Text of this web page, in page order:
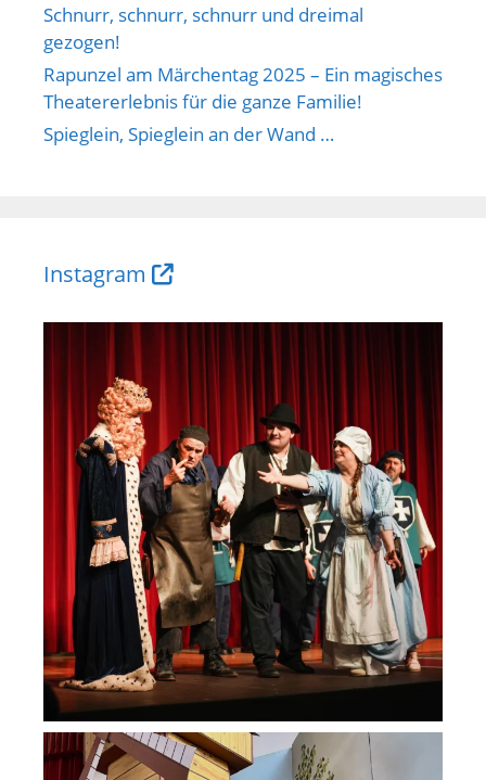
Schnurr, schnurr, schnurr und dreimal
gezogen!
Rapunzel am Märchentag 2025 – Ein magisches
Theatererlebnis für die ganze Familie!
Spieglein, Spieglein an der Wand …
Instagram